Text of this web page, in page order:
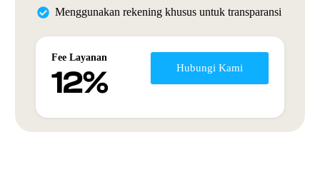
Menggunakan rekening khusus untuk transparansi
Fee Layanan
12% Hubungi Kami